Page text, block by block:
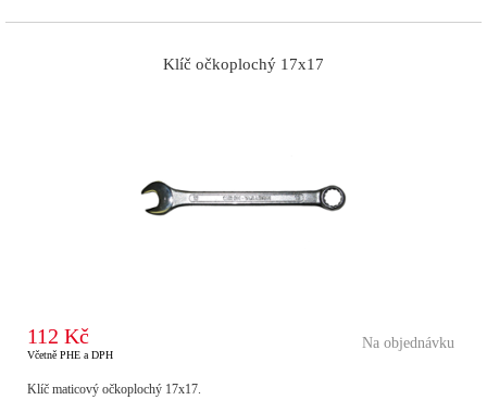
Klíč očkoplochý 17x17
112 Kč
Včetně PHE a DPH
Na objednávku
Klíč maticový očkoplochý 17x17.